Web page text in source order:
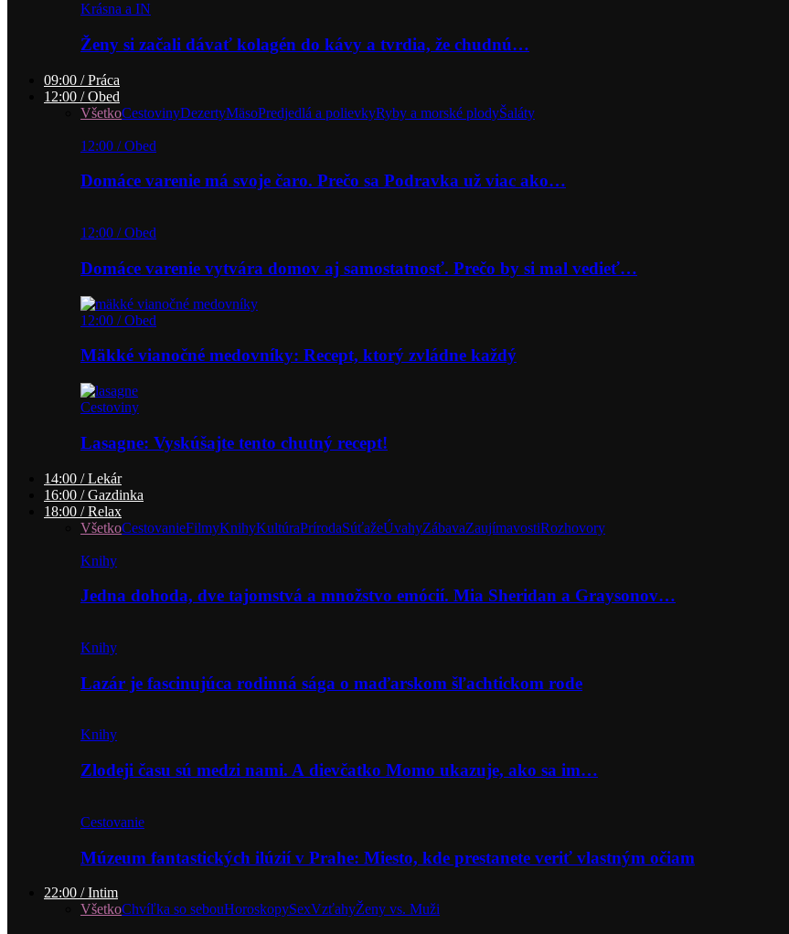
Krásna a IN
Ženy si začali dávať kolagén do kávy a tvrdia, že chudnú…
09:00 / Práca
12:00 / Obed
VšetkoCestovinyDezertyMäsoPredjedlá a polievkyRyby a morské plodyŠaláty
12:00 / Obed
Domáce varenie má svoje čaro. Prečo sa Podravka už viac ako…
12:00 / Obed
Domáce varenie vytvára domov aj samostatnosť. Prečo by si mal vedieť…
12:00 / Obed
Mäkké vianočné medovníky: Recept, ktorý zvládne každý
Cestoviny
Lasagne: Vyskúšajte tento chutný recept!
14:00 / Lekár
16:00 / Gazdinka
18:00 / Relax
VšetkoCestovanieFilmyKnihyKultúraPrírodaSúťažeÚvahyZábavaZaujímavostiRozhovory
Knihy
Jedna dohoda, dve tajomstvá a množstvo emócií. Mia Sheridan a Graysonov…
Knihy
Lazár je fascinujúca rodinná sága o maďarskom šľachtickom rode
Knihy
Zlodeji času sú medzi nami. A dievčatko Momo ukazuje, ako sa im…
Cestovanie
Múzeum fantastických ilúzií v Prahe: Miesto, kde prestanete veriť vlastným očiam
22:00 / Intim
VšetkoChvíľka so sebouHoroskopySexVzťahyŽeny vs. Muži